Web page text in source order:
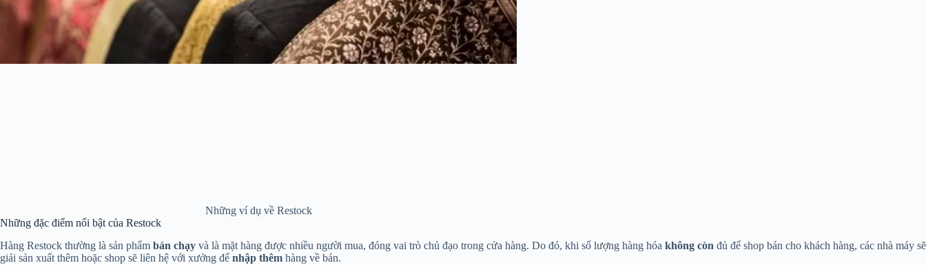
Những ví dụ về Restock
Những đặc điểm nổi bật của Restock
Hàng Restock thường là sản phẩm bán chạy và là mặt hàng được nhiều người mua, đóng vai trò chủ đạo trong cửa hàng. Do đó, khi số lượng hàng hóa không còn đủ để shop bán cho khách hàng, các nhà máy sẽ
giải sản xuất thêm hoặc shop sẽ liên hệ với xưởng để nhập thêm hàng về bán.